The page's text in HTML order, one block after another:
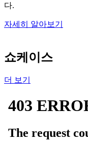
다.
자세히 알아보기
쇼케이스
더 보기